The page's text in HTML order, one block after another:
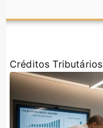
Créditos Tributários